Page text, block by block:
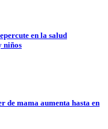
en la salud
niños
de mama aumenta hasta en